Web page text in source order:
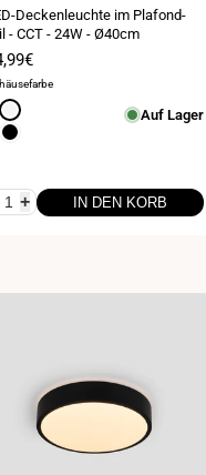
Deckenleuchte im Plafond-
- CCT - 24W - Ø40cm
Weiß
Schwarz
Auf Lager
+ IN DEN KORB